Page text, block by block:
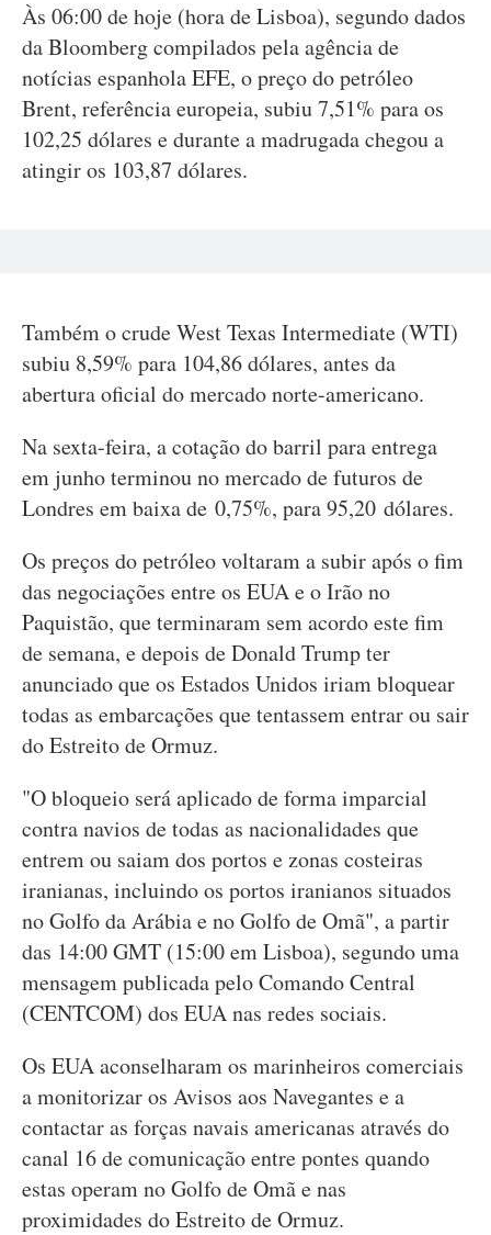
Às 06:00 de hoje (hora de Lisboa), segundo dados
da Bloomberg compilados pela agência de
notícias espanhola EFE, o preço do petróleo
Brent, referência europeia, subiu 7,51% para os
102,25 dólares e durante a madrugada chegou a
atingir os 103,87 dólares.
Também o crude West Texas Intermediate (WTI)
subiu 8,59% para 104,86 dólares, antes da
abertura oficial do mercado norte-americano.
Na sexta-feira, a cotação do barril para entrega
em junho terminou no mercado de futuros de
Londres em baixa de 0,75%, para 95,20 dólares.
Os preços do petróleo voltaram a subir após o fim
das negociações entre os EUA e o Irão no
Paquistão, que terminaram sem acordo este fim
de semana, e depois de Donald Trump ter
anunciado que os Estados Unidos iriam bloquear
todas as embarcações que tentassem entrar ou sair
do Estreito de Ormuz.
"O bloqueio será aplicado de forma imparcial
contra navios de todas as nacionalidades que
entrem ou saiam dos portos e zonas costeiras
iranianas, incluindo os portos iranianos situados
no Golfo da Arábia e no Golfo de Omã", a partir
das 14:00 GMT (15:00 em Lisboa), segundo uma
mensagem publicada pelo Comando Central
(CENTCOM) dos EUA nas redes sociais.
Os EUA aconselharam os marinheiros comerciais
a monitorizar os Avisos aos Navegantes e a
contactar as forças navais americanas através do
canal 16 de comunicação entre pontes quando
estas operam no Golfo de Omã e nas
proximidades do Estreito de Ormuz.